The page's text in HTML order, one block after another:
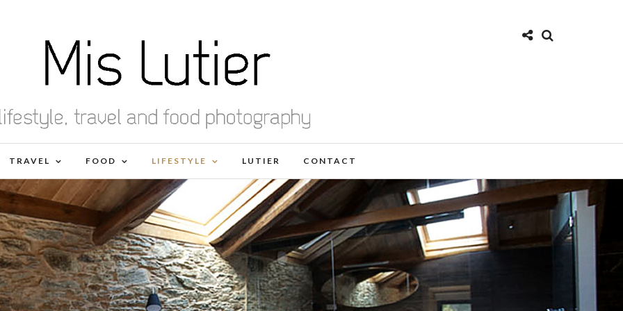
TRAVEL FOOD LIFESTYLE LUTIER CONTACT